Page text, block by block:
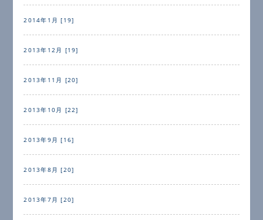
2014年1月 [19]
2013年12月 [19]
2013年11月 [20]
2013年10月 [22]
2013年9月 [16]
2013年8月 [20]
2013年7月 [20]